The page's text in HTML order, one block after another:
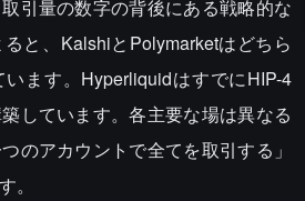
引量の数字の背後にある戦略的な
と、KalshiとPolymarketはどちら
ます。HyperliquidはすでにHIP-4
しています。各主要な場は異なる
のアカウントで全てを取引する」
。